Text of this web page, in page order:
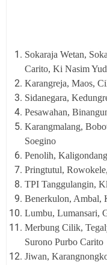
Sokaraja Wetan,
Carito, Ki Nasim
Karangreja, Maos,
Sidanegara,
Pesawahan,
Karangmalang,
Soegino
Penolih,
Pringtutul,
TPI Tanggulangin,
Benerkulon, Ambal,
Lumbu, Lumansari,
Merbung Cilik,
Surono Purbo Carito
Jiwan,